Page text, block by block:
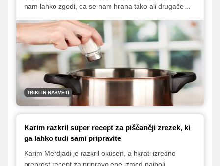
nam lahko zgodi, da se nam hrana tako ali drugače
A tudi v takih primerih si lahko pomagamo z nekaterimi
drobnimi triki in nasveti, ki nam lahko pomagajo ublažiti
nastalo situacijo in poskrbeti, da preslana jed ne bo
romala v smeti, ampak jo bomo tako 'popravili', da bo
primerna za uživanje.
TRIKI IN NASVETI
Karim razkril super recept za piščančji zrezek, ki
ga lahko tudi sami pripravite
Karim Merdjadi je razkril okusen, a hkrati izredno
preprost recept za pripravo ene izmed najbolj